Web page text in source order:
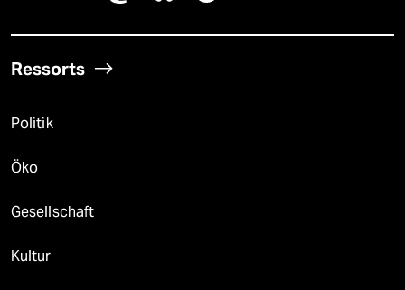
Ressorts
Politik
Öko
Gesellschaft
Kultur